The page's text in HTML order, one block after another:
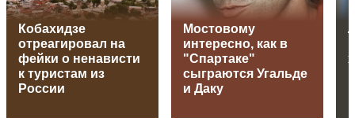
Кобахидзе
отреагировал на
фейки о ненависти
к туристам из
России
Мостовому
интересно, как в
"Спартаке"
сыграются Угальде
и Даку